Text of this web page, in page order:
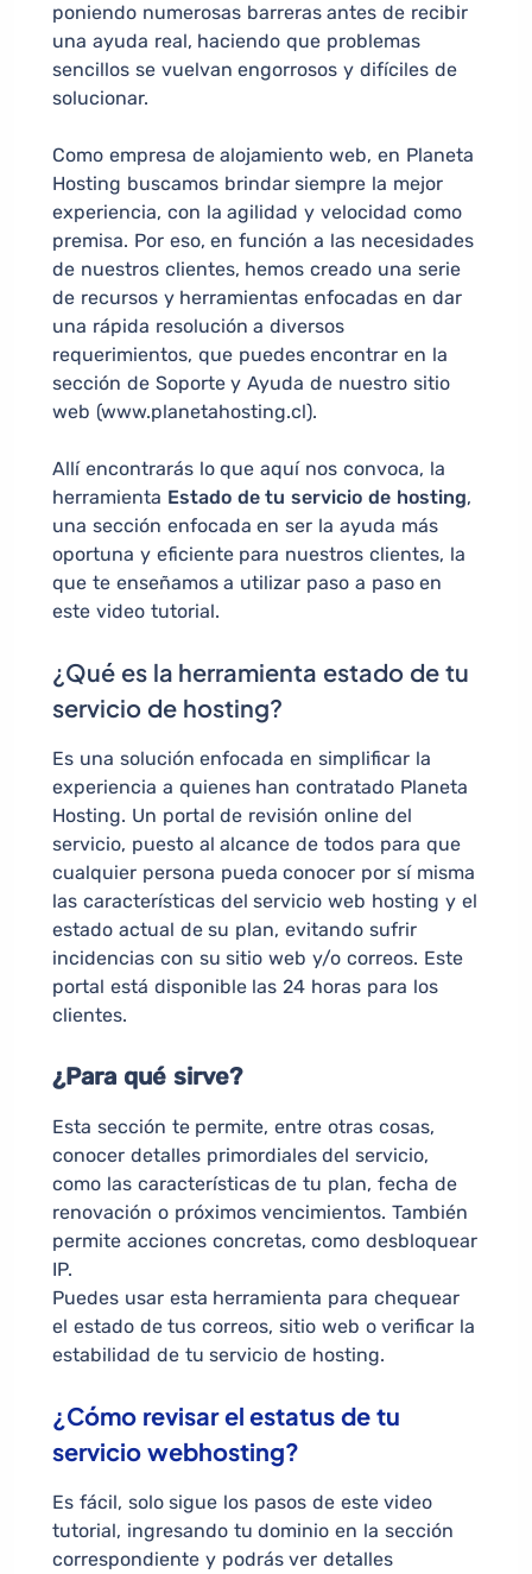
poniendo numerosas barreras antes de recibir
una ayuda real, haciendo que problemas
sencillos se vuelvan engorrosos y difíciles de
solucionar.
Como empresa de alojamiento web, en Planeta
Hosting buscamos brindar siempre la mejor
experiencia, con la agilidad y velocidad como
premisa. Por eso, en función a las necesidades
de nuestros clientes, hemos creado una serie
de recursos y herramientas enfocadas en dar
una rápida resolución a diversos
requerimientos, que puedes encontrar en la
sección de Soporte y Ayuda de nuestro sitio
web (www.planetahosting.cl).
Allí encontrarás lo que aquí nos convoca, la
herramienta Estado de tu servicio de hosting,
una sección enfocada en ser la ayuda más
oportuna y eficiente para nuestros clientes, la
que te enseñamos a utilizar paso a paso en
este video tutorial.
¿Qué es la herramienta estado de tu
servicio de hosting?
Es una solución enfocada en simplificar la
experiencia a quienes han contratado Planeta
Hosting. Un portal de revisión online del
servicio, puesto al alcance de todos para que
cualquier persona pueda conocer por sí misma
las características del servicio web hosting y el
estado actual de su plan, evitando sufrir
incidencias con su sitio web y/o correos. Este
portal está disponible las 24 horas para los
clientes.
¿Para qué sirve?
Esta sección te permite, entre otras cosas,
conocer detalles primordiales del servicio,
como las características de tu plan, fecha de
renovación o próximos vencimientos. También
permite acciones concretas, como desbloquear
IP.
Puedes usar esta herramienta para chequear
el estado de tus correos, sitio web o verificar la
estabilidad de tu servicio de hosting.
¿Cómo revisar el estatus de tu
servicio webhosting?
Es fácil, solo sigue los pasos de este video
tutorial, ingresando tu dominio en la sección
correspondiente y podrás ver detalles